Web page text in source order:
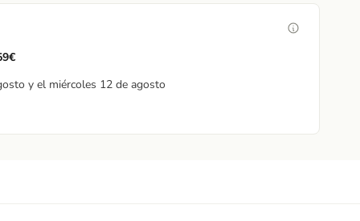
y el miércoles 12 de agosto